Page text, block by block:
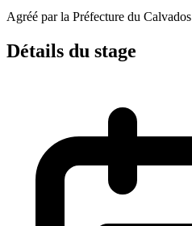
Agréé par la Préfecture du Calvados
Détails du stage